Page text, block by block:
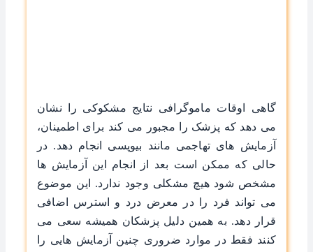
گاهی اوقات ماموگرافی نتایج مشکوکی را نشان
می دهد که پزشک را مجبور می کند برای اطمینان،
آزمایش های تهاجمی مانند بیوپسی انجام دهد. در
حالی که ممکن است بعد از انجام این آزمایش ها
مشخص شود هیچ مشکلی وجود ندارد. این موضوع
می تواند فرد را در معرض درد و استرس اضافی
قرار دهد. به همین دلیل پزشکان همیشه سعی می
کنند فقط در موارد ضروری چنین آزمایش هایی را